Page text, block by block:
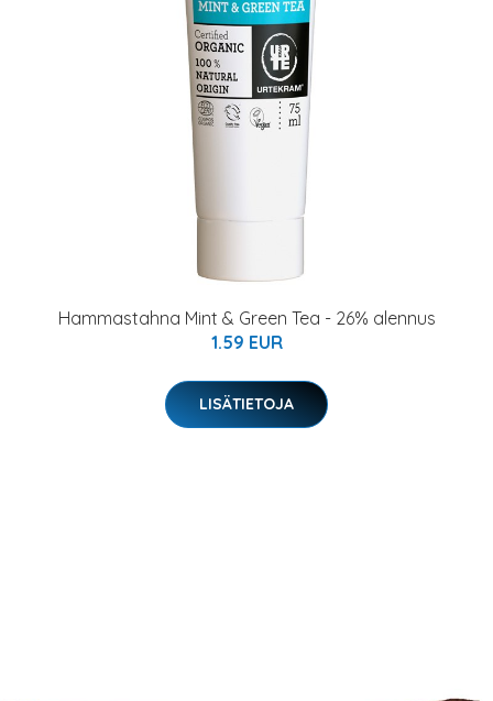
Hammastahna Mint & Green Tea - 26% alennus
1.59 EUR
LISÄTIETOJA